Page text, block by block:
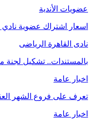
عضويات الأندية
اسعار اشتراك عضوية نادي
نادى القاهرة الرياضى
بالمستندات.. تشكيل لجنة
اخبار عامة
تعرف على فروع الشهر
اخبار عامة